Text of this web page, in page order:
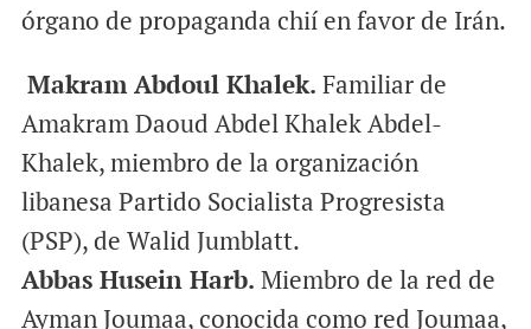
órgano de propaganda chií en favor de Irán.
Makram Abdoul Khalek. Familiar de
Amakram Daoud Abdel Khalek Abdel-
Khalek, miembro de la organización
libanesa Partido Socialista Progresista
(PSP), de Walid Jumblatt.
Abbas Husein Harb. Miembro de la red de
Ayman Joumaa, conocida como red Joumaa,